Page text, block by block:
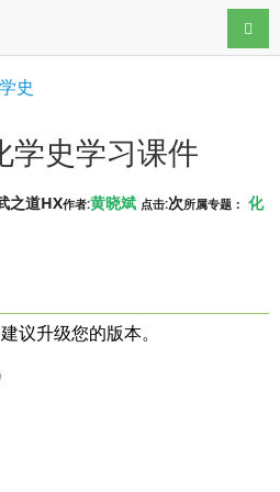
导航
史
学史学习课件
之道HX作者:黄晓斌 点击:次所属专题： 化